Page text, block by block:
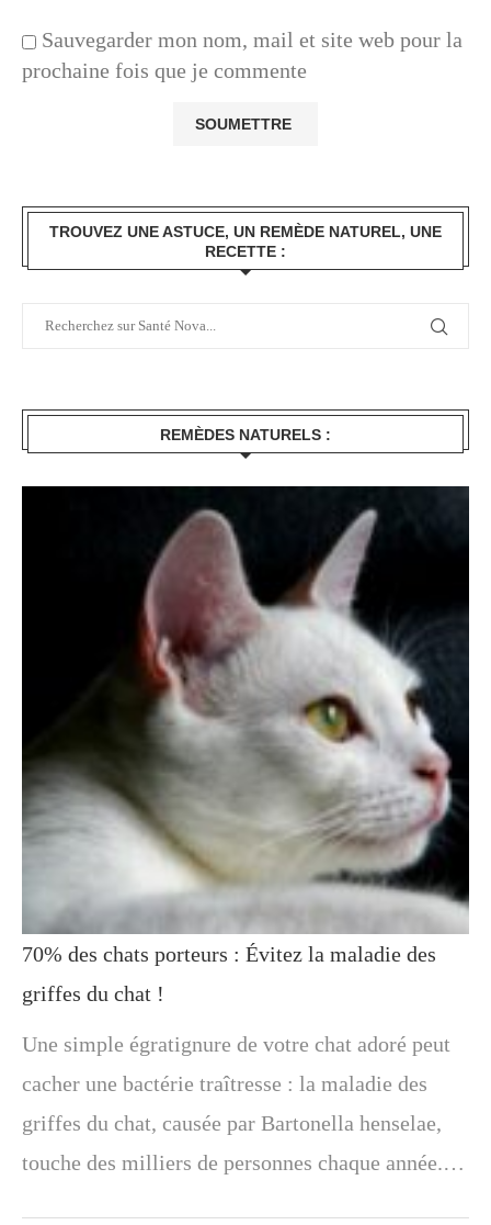
Sauvegarder mon nom, mail et site web pour la
prochaine fois que je commente
TROUVEZ UNE ASTUCE, UN REMÈDE NATUREL, UNE
RECETTE :
REMÈDES NATURELS :
70% des chats porteurs : Évitez la maladie des
griffes du chat !
Une simple égratignure de votre chat adoré peut
cacher une bactérie traîtresse : la maladie des
griffes du chat, causée par Bartonella henselae,
touche des milliers de personnes chaque année.…